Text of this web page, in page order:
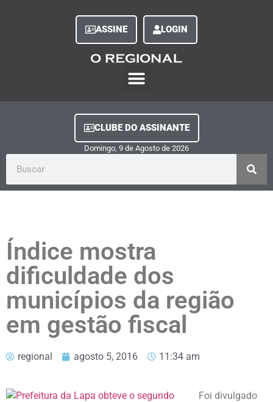
ASSINE LOGIN
CLUBE DO ASSINANTE
Domingo, 9 de Agosto de 2026
Índice mostra
dificuldade dos
municípios da região
em gestão fiscal
regional agosto 5, 2016 11:34 am
Foi divulgado